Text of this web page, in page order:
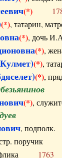
(*)
(*), татарин,
(*), дочь
(*),
(*),
(*),
(*),
,
поручик
Афлика 1763